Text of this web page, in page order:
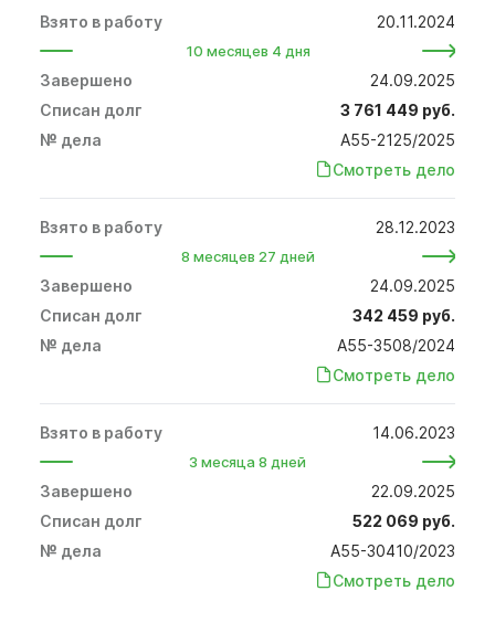
20.11.2024
10 месяцев 4 дня
24.09.2025
3 761 449 руб.
А55-2125/2025
Смотреть дело
28.12.2023
8 месяцев 27 дней
24.09.2025
342 459 руб.
А55-3508/2024
Смотреть дело
14.06.2023
3 месяца 8 дней
22.09.2025
522 069 руб.
А55-30410/2023
Смотреть дело